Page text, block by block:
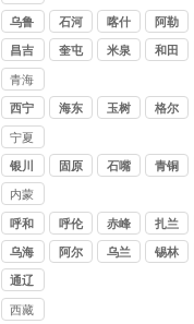
讨债
公司
乌鲁
木齐
石河
子
喀什
阿勒
泰
昌吉 奎屯 米泉 和田
青海
讨债
公司
西宁 海东 玉树
格尔
宁夏
讨债
公司
银川 固原
石嘴
青铜
内蒙
古讨
债公
司
呼和
浩特
呼伦
贝尔
赤峰
扎兰
屯
乌海
阿尔
乌兰
锡林
通辽
西藏